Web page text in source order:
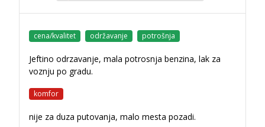
cena/kvalitet održavanje potrošnja
Jeftino odrzavanje, mala potrosnja benzina, lak za
voznju po gradu.
komfor
nije za duza putovanja, malo mesta pozadi.